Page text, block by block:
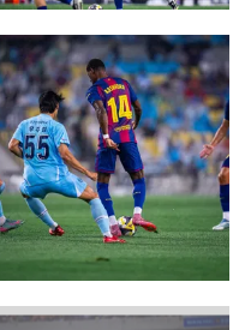
Barcelona club badge
Barcelona club badge